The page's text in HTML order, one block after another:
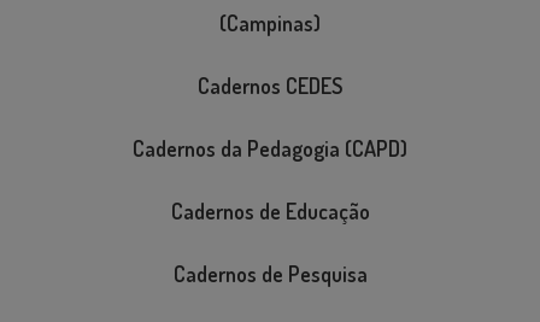
(Campinas)
Cadernos CEDES
Cadernos da Pedagogia (CAPD)
Cadernos de Educação
Cadernos de Pesquisa